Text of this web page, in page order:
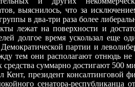
выяснилось, что за
в два-три раза более
лежат на поверхности и
долгое время ускользал еще
партии и
тем они располагают отнюдь не
средства суммарно достигают 500
Кент, президент консалтинговой
сенатора-